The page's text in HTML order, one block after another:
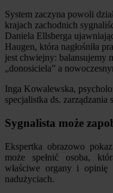
System zaczyna powoli
krajach zachodnich
Daniela Ellsberga
Haugen, która nagłośniła
jest chwiejny: balansujemy
„donosiciela” a
Inga Kowalewska,
specjalistka ds.
Sygnalista może
Ekspertka obrazowo
może spełnić osoba,
właściwe organy i opinię
nadużyciach.